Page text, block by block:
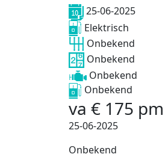
25-06-2025
Elektrisch
Onbekend
Onbekend
Onbekend
Onbekend
va € 175 pm
25-06-2025
Onbekend